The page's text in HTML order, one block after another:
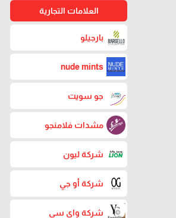
العلامات التجارية
بارجيلو
nude mints
جو سويت
مشدات فلامنجو
شركة ليون
شركة أو جي
شركة واي سي